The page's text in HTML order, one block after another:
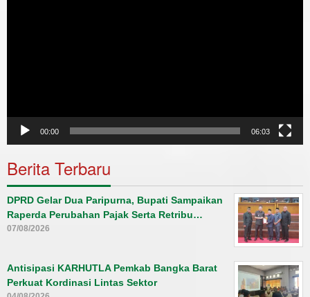
00:00 06:03
Berita Terbaru
DPRD Gelar Dua Paripurna, Bupati Sampaikan
Raperda Perubahan Pajak Serta Retribu…
07/08/2026
Antisipasi KARHUTLA Pemkab Bangka Barat
Perkuat Kordinasi Lintas Sektor